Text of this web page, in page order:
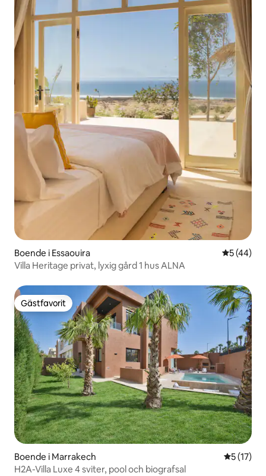
Boende i Essaouira 5 av 5 i
5 (44)
Villa Heritage privat, lyxig gård 1 hus ALNA
Gästfavorit
Gästfavorit
Boende i Marrakech 5 av 5 i
5 (17)
H2A-Villa Luxe 4 sviter, pool och biografsal